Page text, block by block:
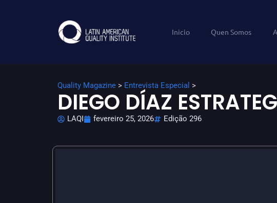
Inicio Quen Somos
Quality Magazine > Entrevista Especial >
DIEGO DÍAZ
LAQI fevereiro 25, 2026 Edição 296